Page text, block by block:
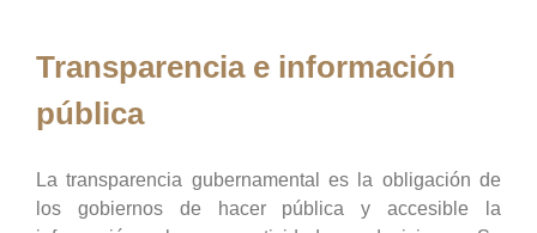
Transparencia e información
pública
La transparencia gubernamental es la obligación de
los gobiernos de hacer pública y accesible la